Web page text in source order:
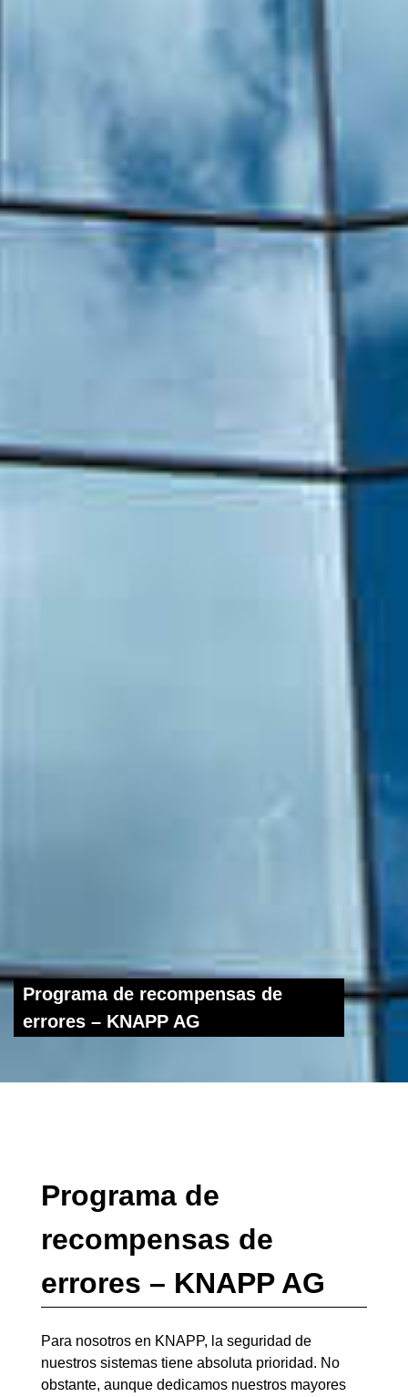
Programa de recompensas de
errores – KNAPP AG
Programa de
recompensas de
errores – KNAPP AG
Para nosotros en KNAPP, la seguridad de
nuestros sistemas tiene absoluta prioridad. No
obstante, aunque dedicamos nuestros mayores